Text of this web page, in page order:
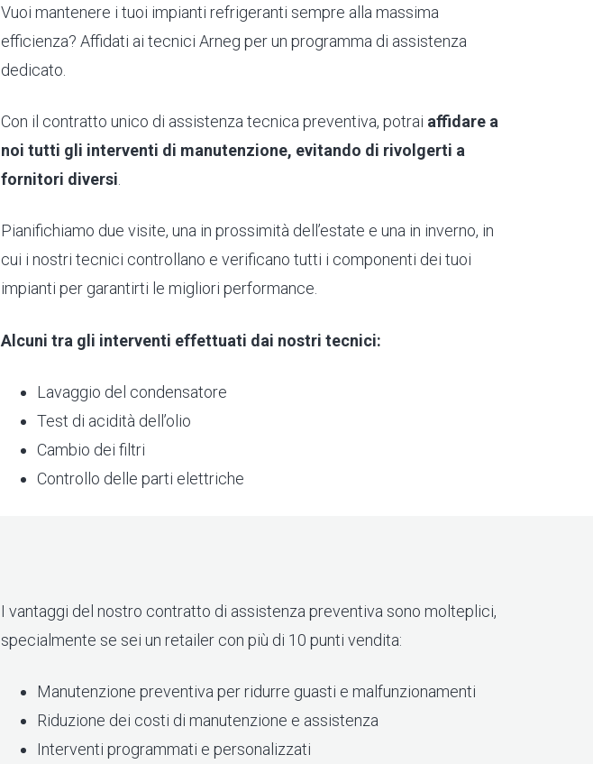
Vuoi mantenere i tuoi impianti refrigeranti sempre alla massima
efficienza? Affidati ai tecnici Arneg per un programma di assistenza
dedicato.
Con il contratto unico di assistenza tecnica preventiva, potrai affidare a
noi tutti gli interventi di manutenzione, evitando di rivolgerti a
fornitori diversi
Pianifichiamo due visite, una in prossimità dell’estate e una in inverno, in
cui i nostri tecnici controllano e verificano tutti i componenti dei tuoi
impianti per garantirti le migliori performance.
Alcuni tra gli interventi effettuati dai nostri tecnici:
Lavaggio del condensatore
Test di acidità dell’olio
Cambio dei filtri
Controllo delle parti elettriche
I vantaggi del nostro contratto di assistenza preventiva sono molteplici,
specialmente se sei un retailer con più di 10 punti vendita:
Manutenzione preventiva per ridurre guasti e malfunzionamenti
Riduzione dei costi di manutenzione e assistenza
Interventi programmati e personalizzati